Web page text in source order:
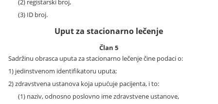
(2) registarski broj,
(3) ID broj.
Uput za stacionarno lečenje
Član 5
Sadržinu obrasca uputa za stacionarno lečenje čine podaci o:
1) jedinstvenom identifikatoru uputa;
2) zdravstvena ustanova koja upućuje pacijenta, i to:
(1) naziv, odnosno poslovno ime zdravstvene ustanove,